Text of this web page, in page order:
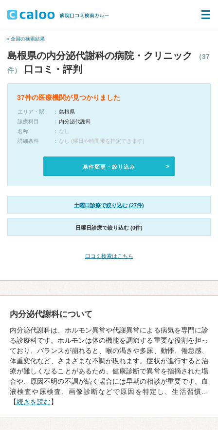
« 全国の検索結果
島根県の内分泌代謝科の病院・クリニック
（37
件）
口コミ・評判
37件の医療機関が見つかりました
エリア・駅
島根県
診療科目
内分泌代謝科
名称
なし
詳細条件
なし (曜日や時間帯を指定できます)
条件変更・絞り込み
土曜日診療で絞り込む (27件)
日曜日診療で絞り込む (0件)
口コミ検索はこちら
内分泌代謝科について
内分泌代謝科は、ホルモン異常や代謝異常による病気を専門に診
る診療科です。ホルモンは体の機能を調節する重要な役割を担っ
ており、バランスが崩れると、喉の渇きや多尿、動悸、倦怠感、
体重変化など、さまざまな不調が現れます。症状が進行すると治
療が難しくなることがあるため、健康診断で異常を指摘された場
合や、原因不明の不調が続く場合には早期の相談が重要です。血
液検査や尿検査、画像診断などで原因を特定し、生活習慣…
【続きを読む】